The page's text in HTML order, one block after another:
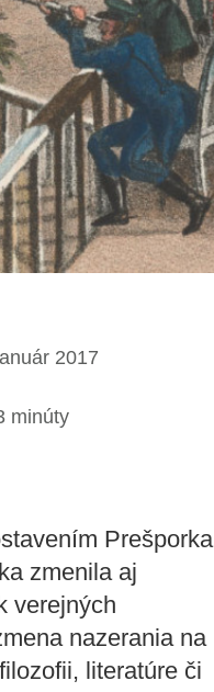
2017
minúty
Prešporka
zmenila aj
verejných
nazerania na
literatúre či